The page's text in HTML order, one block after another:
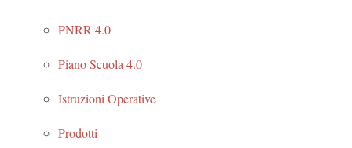
PNRR 4.0
Piano Scuola 4.0
Istruzioni Operative
Prodotti